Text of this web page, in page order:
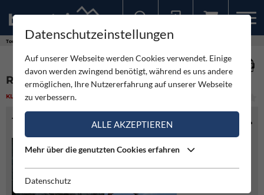
Touren
RUDLWEG - PFAFFENKOGEL
KLETTERN LEICHT
TOURENINFO
Datenschutzeinstellungen
Auf unserer Webseite werden Cookies verwendet. Einige
davon werden zwingend benötigt, während es uns andere
ermöglichen, Ihre Nutzererfahrung auf unserer Webseite
zu verbessern.
ALLE AKZEPTIEREN
Mehr über die genutzten Cookies erfahren
Datenschutz